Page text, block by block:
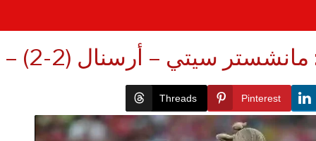
سيتي – أرسنال (2-2) – ملخص بالفيديو
Pinterest
Threads